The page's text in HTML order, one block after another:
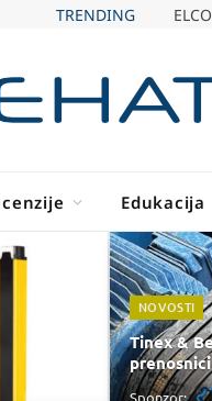
TRENDING
Edukacija
NOVOSTI
Tinex &
prenosnici
Sponzor: